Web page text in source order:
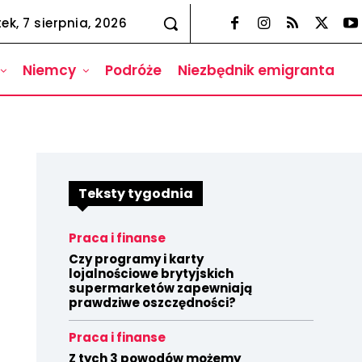
7 sierpnia, 2026
Niemcy Podróże Niezbędnik emigranta
Teksty tygodnia
Praca i finanse
Czy programy i karty
lojalnościowe brytyjskich
supermarketów zapewniają
prawdziwe oszczędności?
Praca i finanse
Z tych 3 powodów możemy